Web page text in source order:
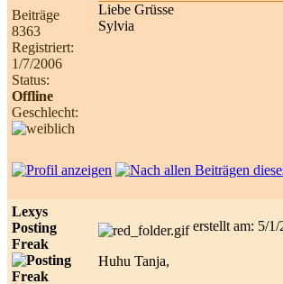
Beiträge
8363
Registriert:
1/7/2006
Status:
Offline
Geschlecht:
Liebe Grüsse
Sylvia
Lexys
Posting
Freak
erstellt am: 5/
Huhu Tanja,